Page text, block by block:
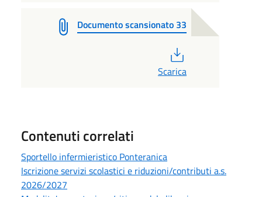
Documento scansionato 33
Scarica
Contenuti correlati
Sportello infermieristico Ponteranica
Iscrizione servizi scolastici e riduzioni/contributi a.s.
2026/2027